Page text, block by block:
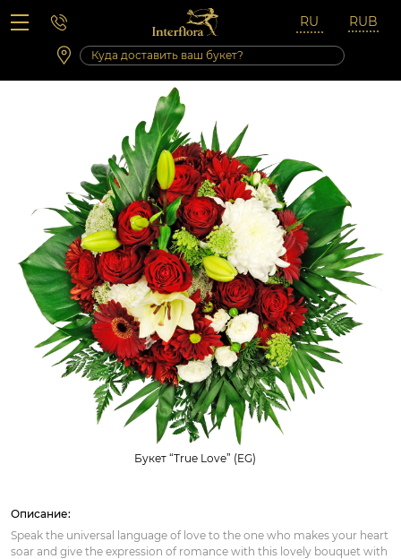
Вопросы-ответы
Сб 10:00 ‐ 14:00
Выходные и праздничные дни
Букет “True Love” (EG)
Описание:
Speak the universal language of love to the one who makes your heart
soar and give the expression of romance with this lovely bouquet with